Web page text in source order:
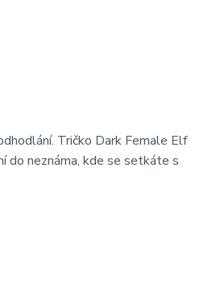
Tričko Dark Female Elf
do neznáma, kde se setkáte s